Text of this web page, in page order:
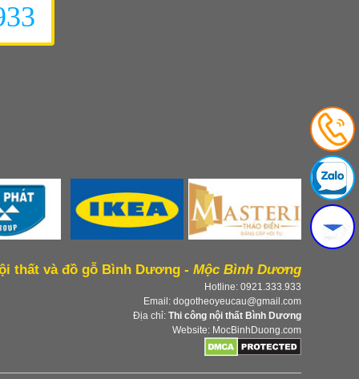
thất và đồ gỗ Bình Dương - Mộc Bình Dương
Hotline: 0921.333.933
Email: dogotheoyeucau@gmail.com
Địa chỉ: Thi công nội thất Bình Dương
Website: MocBinhDuong.com